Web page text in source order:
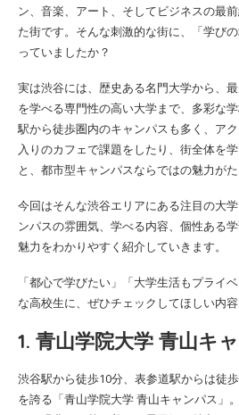
ン、音楽、アート、そしてビジネスの最
た街です。そんな刺激的な街に、「学び
っていましたか？
実は渋谷には、歴史ある名門大学から、
を学べる専門性の高い大学まで、多彩な
駅から徒歩圏内のキャンパスも多く、ア
入りのカフェで課題をしたり、街全体を
と、都市型キャンパスならではの魅力がた
今回はそんな渋谷エリアにある注目の大
ンパスの雰囲気、学べる内容、個性ある
魅力をわかりやすく紹介していきます。
「都心で学びたい」「大学生活もプライ
な高校生に、ぜひチェックしてほしい内容
1. 青山学院大学 青山キ
渋谷駅から徒歩10分、表参道駅からは徒
を誇る「青山学院大学 青山キャンパス」